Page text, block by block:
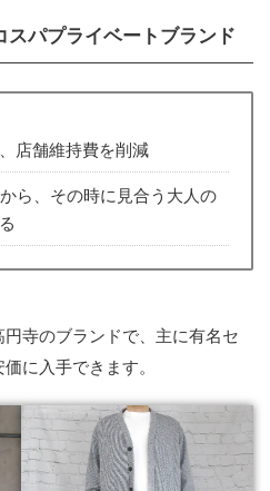
スパプライベートブランド
店舗維持費を削減
ら、その時に見合う大人の
寺のブランドで、主に有名セ
に入手できます。